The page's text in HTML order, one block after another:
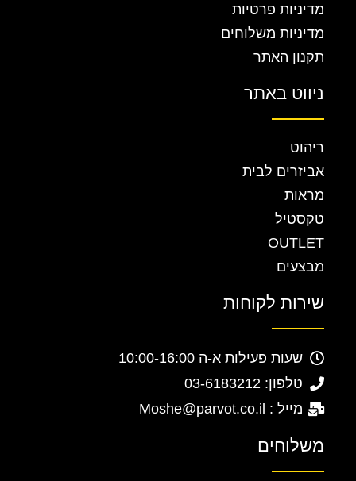
מדיניות פרטיות
מדיניות משלוחים
תקנון האתר
ניווט באתר
ריהוט
אביזרים לבית
מראות
טקסטיל
OUTLET
מבצעים
שירות לקוחות
שעות פעילות א-ה 10:00-16:00
טלפון: 03-6183212
מייל : Moshe@parvot.co.il
משלוחים